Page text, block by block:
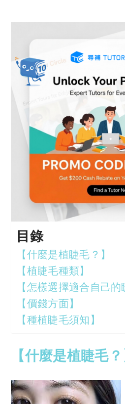
目錄
【什麼是植睫毛？】
【植睫毛種類】
【怎樣選擇適合自己的
【價錢方面】
【種植睫毛須知】
【什麼是植睫毛？